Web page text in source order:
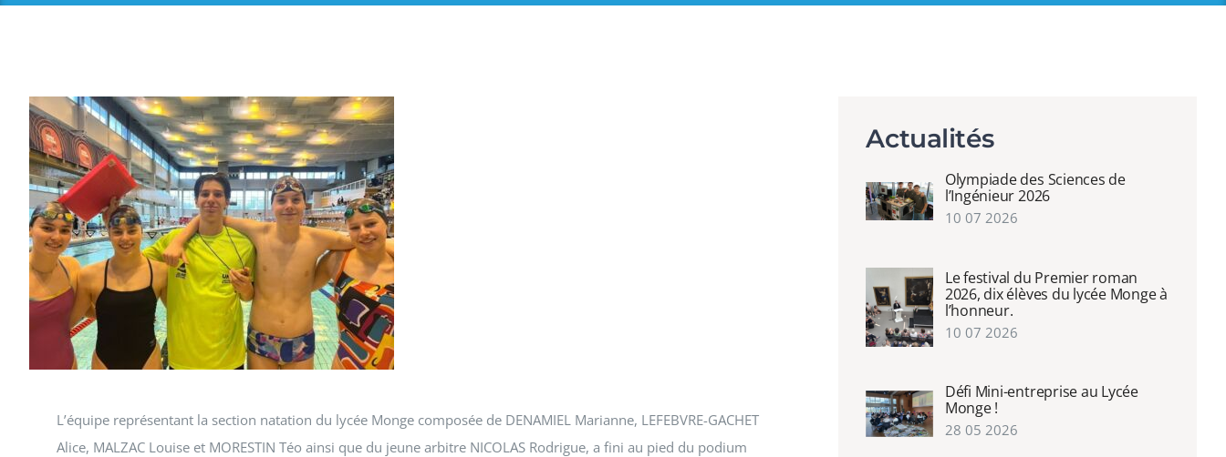
L’équipe représentant la section natation du lycée Monge composée de DENAMIEL Marianne, LEFEBVRE-GACHET
Alice, MALZAC Louise et MORESTIN Téo ainsi que du jeune arbitre NICOLAS Rodrigue, a fini au pied du podium
Actualités
Olympiade des Sciences de
l’Ingénieur 2026
10 07 2026
Le festival du Premier roman
2026, dix élèves du lycée Monge à
l’honneur.
10 07 2026
Défi Mini-entreprise au Lycée
Monge !
28 05 2026